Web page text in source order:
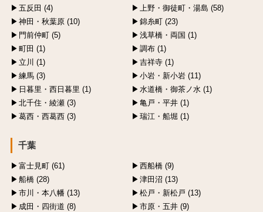
五反田 (4)
上野・御徒町・湯島 (58)
神田・秋葉原 (10)
錦糸町 (23)
門前仲町 (5)
浅草橋・両国 (1)
町田 (1)
調布 (1)
立川 (1)
吉祥寺 (1)
練馬 (3)
小岩・新小岩 (11)
日暮里・西日暮里 (1)
水道橋・御茶ノ水 (1)
北千住・綾瀬 (3)
亀戸・平井 (1)
葛西・西葛西 (3)
瑞江・船堀 (1)
千葉
富士見町 (61)
西船橋 (9)
船橋 (28)
津田沼 (13)
市川・本八幡 (13)
松戸・新松戸 (13)
成田・四街道 (8)
市原・五井 (9)